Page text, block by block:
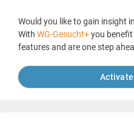
Would you like to gain insight
With WG-Gesucht+you
features and are one step